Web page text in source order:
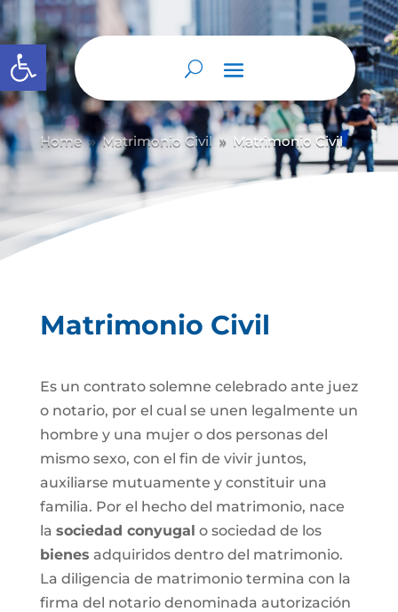
Abrir barra de herramientas
Home 9 Matrimonio Civil 9 Matrimonio Civil
Matrimonio Civil
Es un contrato solemne celebrado ante juez
o notario, por el cual se unen legalmente un
hombre y una mujer o dos personas del
mismo sexo, con el fin de vivir juntos,
auxiliarse mutuamente y constituir una
familia. Por el hecho del matrimonio, nace
la sociedad conyugal o sociedad de los
bienes adquiridos dentro del matrimonio.
La diligencia de matrimonio termina con la
firma del notario denominada autorización